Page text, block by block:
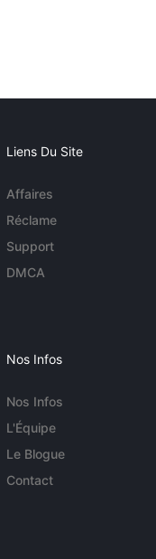
Liens Du Site
Affaires
Réclame
Support
DMCA
Nos Infos
Nos Infos
L'Équipe
Le Blogue
Contact